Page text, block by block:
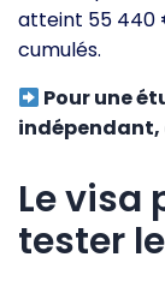
atteint 55 440
cumulés.
Pour une
indépendant,
Le visa
tester